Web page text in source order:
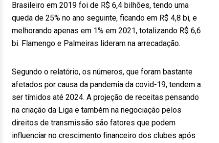
Brasileiro em 2019 foi de R$ 6,4 bilhões, tendo uma
queda de 25% no ano seguinte, ficando em R$ 4,8 bi, e
melhorando apenas em 1% em 2021, totalizando R$ 6,6
bi. Flamengo e Palmeiras lideram na arrecadação.
Segundo o relatório, os números, que foram bastante
afetados por causa da pandemia da covid-19, tendem a
ser tímidos até 2024. A projeção de receitas pensando
na criação da Liga e também na negociação pelos
direitos de transmissão são fatores que podem
influenciar no crescimento financeiro dos clubes após